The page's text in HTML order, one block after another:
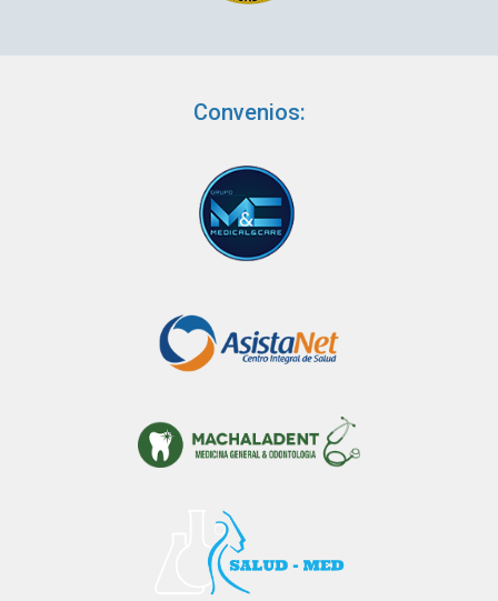
Convenios: